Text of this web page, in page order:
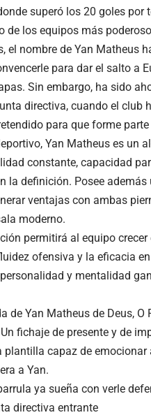
superó los 20 goles
de los equipos más
el nombre de Yan Matheus
para dar el salto a
Sin embargo, ha sido
directiva, cuando el club
para que forme
Yan Matheus es un
constante, capacidad
la definición. Posee
ventajas con ambas
moderno.
permitirá al equipo
ofensiva y la eficacia
y mentalidad
de Yan Matheus de Deus,
fichaje de presente y de
plantilla capaz de
a Yan.
ya sueña con verle
directiva entrante